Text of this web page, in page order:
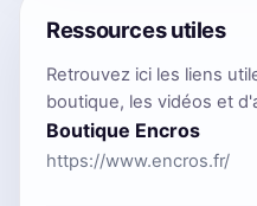
Ressources utiles
Retrouvez ici les liens
boutique, les vidéos et
Boutique Encros
https://www.encros.fr/